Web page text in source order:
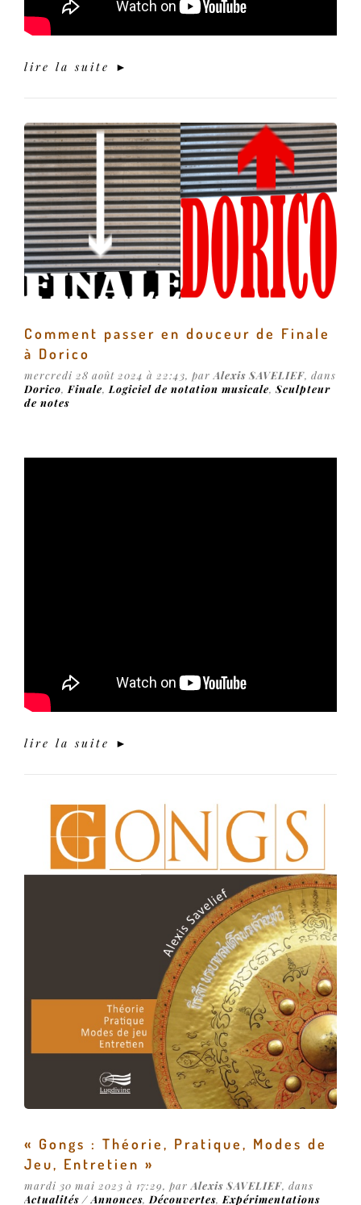
lire la suite ►
Comment passer en douceur de Finale
à Dorico
mercredi 28 août 2024 à 22:43, par Alexis SAVELIEF, dans
Dorico, Finale, Logiciel de notation musicale, Sculpteur
de notes
lire la suite ►
« Gongs : Théorie, Pratique, Modes de
Jeu, Entretien »
mardi 30 mai 2023 à 17:29, par Alexis SAVELIEF, dans
Actualités / Annonces, Découvertes, Expérimentations